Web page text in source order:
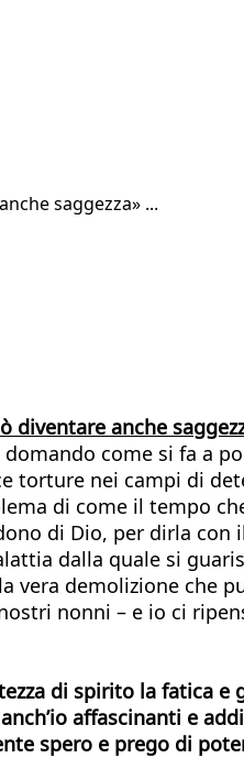
saggezza» ...
diventare anche
come si fa a
torture nei campi di
di come il tempo
di Dio, per dirla con
dalla quale si
vera demolizione che
nonni – e io ci
di spirito la fatica
affascinanti e
spero e prego di